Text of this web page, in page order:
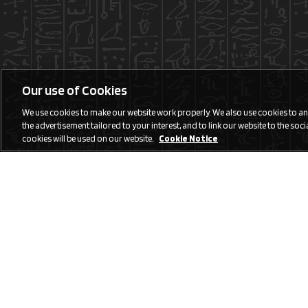
Our use of Cookies
We use cookies to make our website work properly. We also use cookies to
the advertisement tailored to your interest, and to link our website to the
cookies will be used on our website. Cookie Notice